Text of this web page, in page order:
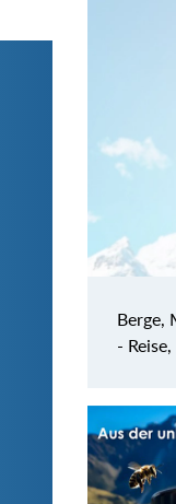
Berge,
-